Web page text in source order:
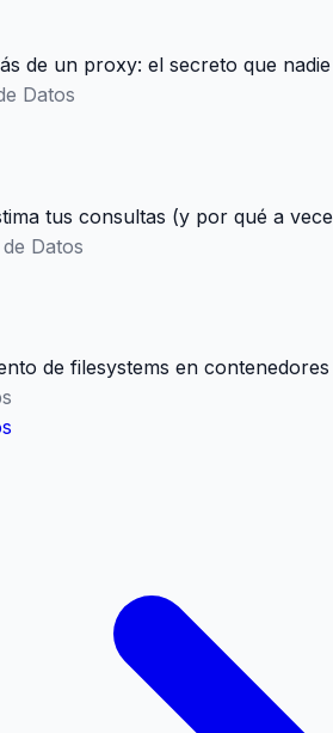
de un proxy: el secreto que
Datos
tus consultas (y por qué a
Datos
de filesystems en